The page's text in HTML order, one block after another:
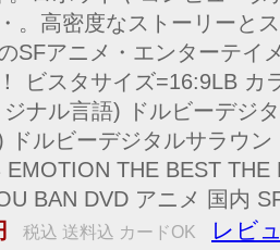
。高密度なストーリーと
SFアニメ・エンターテ
ビスタサイズ=16:9LB カ
ナル言語) ドルビーデジ
ドルビーデジタルサラウ
EMOTION THE BEST
BAN DVD アニメ 国内
税込 送料込 カードOK レビ